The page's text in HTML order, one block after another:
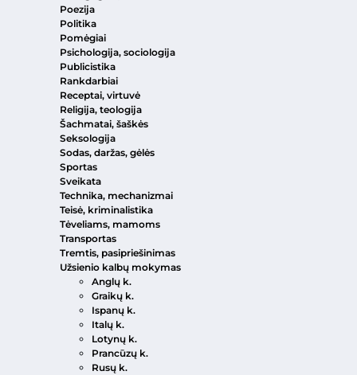
Poezija
Politika
Pomėgiai
Psichologija, sociologija
Publicistika
Rankdarbiai
Receptai, virtuvė
Religija, teologija
Šachmatai, šaškės
Seksologija
Sodas, daržas, gėlės
Sportas
Sveikata
Technika, mechanizmai
Teisė, kriminalistika
Tėveliams, mamoms
Transportas
Tremtis, pasipriešinimas
Užsienio kalbų mokymas
Anglų k.
Graikų k.
Ispanų k.
Italų k.
Lotynų k.
Prancūzų k.
Rusų k.